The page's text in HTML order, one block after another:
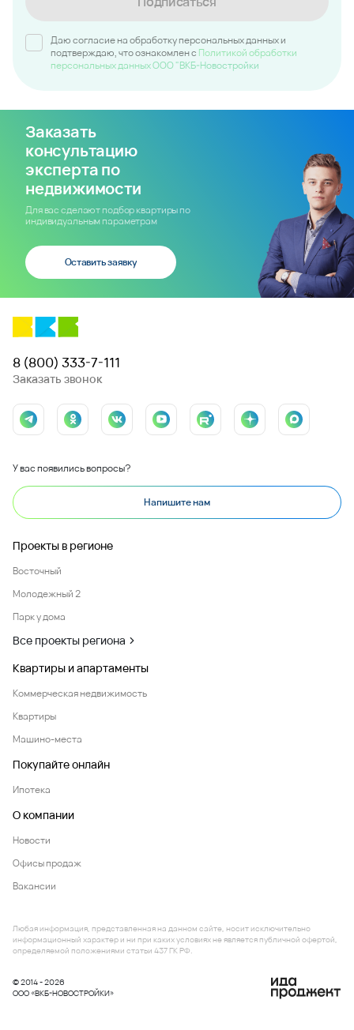
Даю согласие на обработку персональных данных и
подтверждаю, что ознакомлен c Политикой обработки
персональных данных ООО "ВКБ-Новостройки
Заказать
консультацию
эксперта по
недвижимости
Для вас сделают подбор квартиры по
индивидуальным параметрам
Оставить заявку
8 (800) 333-7-111
Заказать звонок
У вас появились вопросы?
Напишите нам
Проекты в регионе
Восточный
Молодежный 2
Парк у дома
Все проекты региона
Квартиры и апартаменты
Коммерческая недвижимость
Квартиры
Машино-места
Покупайте онлайн
Ипотека
О компании
Новости
Офисы продаж
Вакансии
© 2014 - 2026
ООО «ВКБ-НОВОСТРОЙКИ»
Любая информация, представленная на данном сайте, носит исключительно
информационный характер и ни при каких условиях не является публичной офертой,
определяемой положениями статьи 437 ГК РФ.